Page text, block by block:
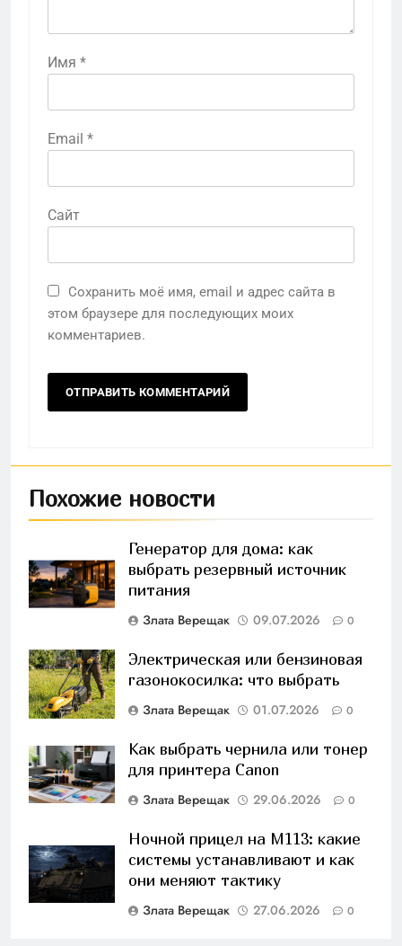
Имя *
Email *
Сайт
Сохранить моё имя, email и адрес сайта в
этом браузере для последующих моих
комментариев.
Похожие новости
Генератор для дома: как
выбрать резервный источник
питания
Злата Верещак 09.07.2026 0
Электрическая или бензиновая
газонокосилка: что выбрать
Злата Верещак 01.07.2026 0
Как выбрать чернила или тонер
для принтера Canon
Злата Верещак 29.06.2026 0
Ночной прицел на M113: какие
системы устанавливают и как
они меняют тактику
Злата Верещак 27.06.2026 0